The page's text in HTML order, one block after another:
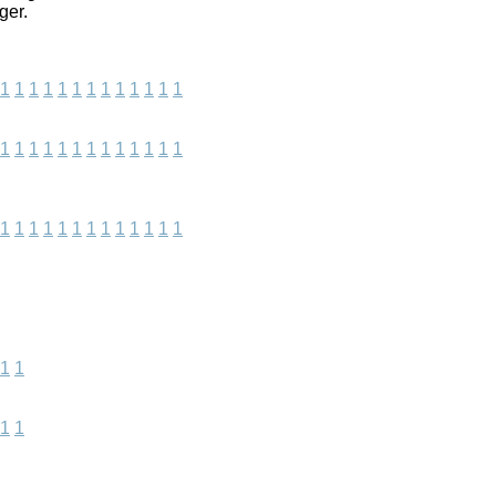
1 1 1 1 1 1 1 1 1 1 1 1 1
1 1 1 1 1 1 1 1 1 1 1 1 1
1 1 1 1 1 1 1 1 1 1 1 1 1
1 1
1 1